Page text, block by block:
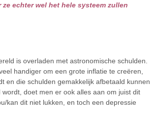
echter wel het hele systeem zullen
is overladen met astronomische schulden.
handiger om een grote inflatie te creëren,
en die schulden gemakkelijk afbetaald kunnen
doet men er ook alles aan om juist dit
kan dit niet lukken, en toch een depressie